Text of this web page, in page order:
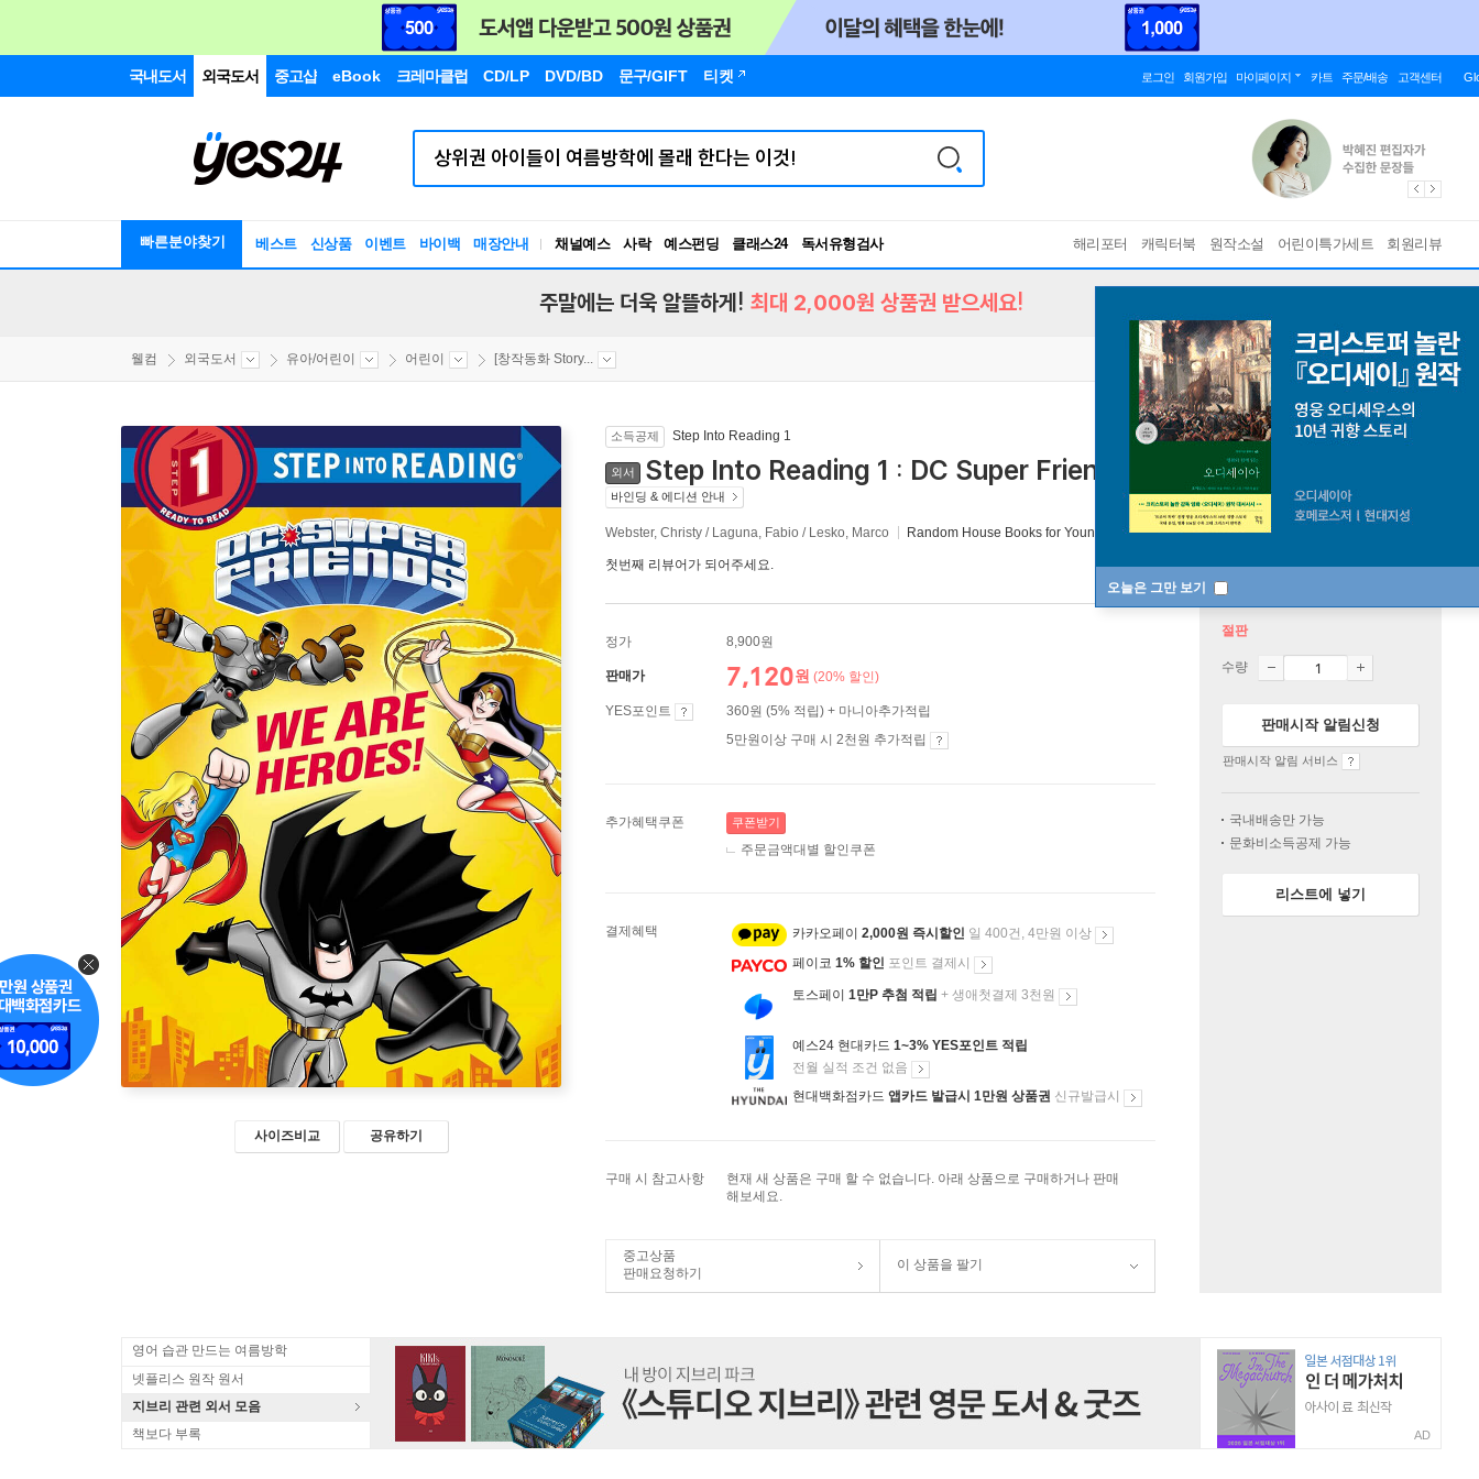
국내도서 외국도서 중고샵 eBook 크레마클럽 CD/LP DVD/BD 문구/GIFT 티켓 로그인 회원가입 마이페이지 카트 주문/배송 고객센터
빠른분야찾기 베스트 신상품 이벤트 바이백 매장안내 채널예스 사락 예스펀딩 클래스24
RBTI Lab
독서유형검사
해리포터 캐릭터북 원작소설 어린이특가세트 회원리뷰
오늘은 그만 보기
주말에는 더욱 알뜰하게! 최대 2,000원 상품권 받으세요!
웰컴 외국도서 유아/어린이 어린이 [창작동화 Story...
사이즈비교 공유하기
소득공제 Step Into Reading 1
외서 Step Into Reading 1 : DC Super Friends : We Are Heroes!
바인딩 & 에디션 안내
Webster, Christy / Laguna, Fabio / Lesko, Marco Random House Books for Young Readers 2023년 01월 03일
첫번째 리뷰어가 되어주세요.
정가 8,900원
판매가 7,120원 (20% 할인)
YES포인트
360원 (5% 적립) + 마니아추가적립
5만원이상 구매 시 2천원 추가적립
추가혜택쿠폰 쿠폰받기
주문금액대별 할인쿠폰
결제혜택 카카오페이 2,000원 즉시할인 일 400건, 4만원 이상
페이코 1% 할인 포인트 결제시
토스페이 1만P 추첨 적립 + 생애첫결제 3천원
예스24 현대카드 1~3% YES포인트 적립
전월 실적 조건 없음
현대백화점카드 앱카드 발급시 1만원 상품권 신규발급시
구매 시 참고사항
현재 새 상품은 구매 할 수 없습니다. 아래 상품으로 구매하거나 판매
해보세요.
중고상품
판매요청하기
이 상품을 팔기
절판
수량
판매시작 알림신청
판매시작 알림 서비스
국내배송만 가능
문화비소득공제 가능
리스트에 넣기
영어 습관 만드는 여름방학
넷플리스 원작 원서
지브리 관련 외서 모음
책보다 부록
AD